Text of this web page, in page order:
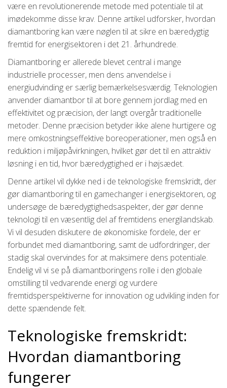
være en revolutionerende metode med potentiale til at
imødekomme disse krav. Denne artikel udforsker, hvordan
diamantboring kan være nøglen til at sikre en bæredygtig
fremtid for energisektoren i det 21. århundrede.
Diamantboring er allerede blevet central i mange
industrielle processer, men dens anvendelse i
energiudvinding er særlig bemærkelsesværdig. Teknologien
anvender diamantbor til at bore gennem jordlag med en
effektivitet og præcision, der langt overgår traditionelle
metoder. Denne præcision betyder ikke alene hurtigere og
mere omkostningseffektive boreoperationer, men også en
reduktion i miljøpåvirkningen, hvilket gør det til en attraktiv
løsning i en tid, hvor bæredygtighed er i højsædet.
Denne artikel vil dykke ned i de teknologiske fremskridt, der
gør diamantboring til en gamechanger i energisektoren, og
undersøge de bæredygtighedsaspekter, der gør denne
teknologi til en væsentlig del af fremtidens energilandskab.
Vi vil desuden diskutere de økonomiske fordele, der er
forbundet med diamantboring, samt de udfordringer, der
stadig skal overvindes for at maksimere dens potentiale.
Endelig vil vi se på diamantboringens rolle i den globale
omstilling til vedvarende energi og vurdere
fremtidsperspektiverne for innovation og udvikling inden for
dette spændende felt.
Teknologiske fremskridt:
Hvordan diamantboring
fungerer